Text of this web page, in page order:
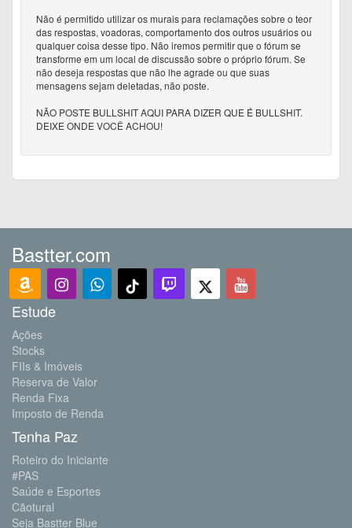
Não é permitido utilizar os murais para reclamações sobre o teor
das respostas, voadoras, comportamento dos outros usuários ou
qualquer coisa desse tipo. Não iremos permitir que o fórum se
transforme em um local de discussão sobre o próprio fórum. Se
não deseja respostas que não lhe agrade ou que suas
mensagens sejam deletadas, não poste.
NÃO POSTE BULLSHIT AQUI PARA DIZER QUE É BULLSHIT.
DEIXE ONDE VOCÊ ACHOU!
Bastter.com
Estude
Ações
Stocks
FIIs & Imóveis
Reserva de Valor
Renda Fixa
Imposto de Renda
Tenha Paz
Roteiro do Iniciante
#PAS
Saúde e Esportes
Cãotural
Seja Bastter Blue